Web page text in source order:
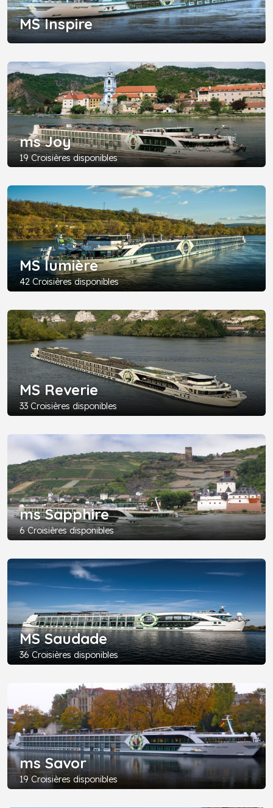
MS Inspire
ms Joy
19 Croisières disponibles
MS lumière
42 Croisières disponibles
MS Reverie
33 Croisières disponibles
ms Sapphire
6 Croisières disponibles
MS Saudade
36 Croisières disponibles
ms Savor
19 Croisières disponibles